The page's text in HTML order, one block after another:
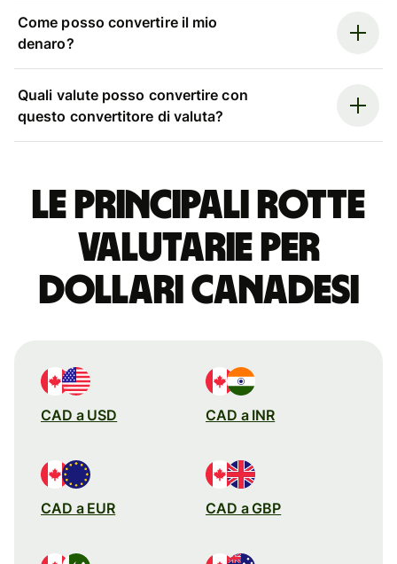
Come posso convertire il mio
denaro?
Quali valute posso convertire con
questo convertitore di valuta?
Le principali rotte
valutarie per
dollari canadesi
CAD a USD CAD a INR
CAD a EUR CAD a GBP